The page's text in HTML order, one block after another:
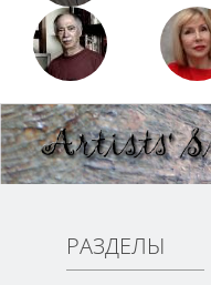
РАЗДЕЛЫ